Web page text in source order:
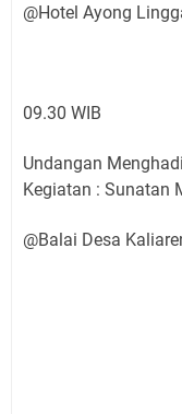
@Hotel Ayong
09.30 WIB
Undangan
Kegiatan : Sunatan
@Balai Desa